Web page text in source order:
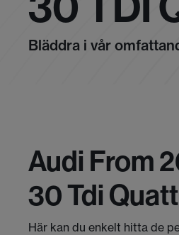
Bläddra i vår
Audi From
30 Tdi
Här kan du enkelt hitta de